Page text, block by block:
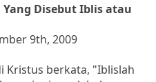
Yang Disebut Iblis atau
9th, 2009
Kristus berkata, "Iblislah